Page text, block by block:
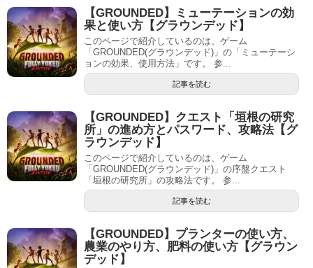
【GROUNDED】ミューテーションの効
果と使い方【グラウンデッド】
このページで紹介しているのは、ゲーム
「GROUNDED(グラウンデッド)」の「ミューテーシ
ョンの効果、使用方法」です。 参...
記事を読む
【GROUNDED】クエスト「垣根の研究
所」の進め方とパスワード、攻略法【グ
ラウンデッド】
このページで紹介しているのは、ゲーム
「GROUNDED(グラウンデッド)」の序盤クエスト
「垣根の研究所」の攻略法です。 参...
記事を読む
【GROUNDED】プランターの使い方、
農業のやり方、肥料の使い方【グラウン
デッド】